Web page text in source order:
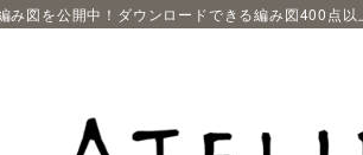
み図を公開中！ダウンロードできる編み図400点